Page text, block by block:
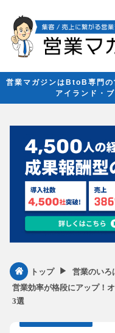
営業マガジンはBtoB専門の
アイランド・
トップ ▶︎ 営業のいろ
営業効率が格段にアップ！
3選